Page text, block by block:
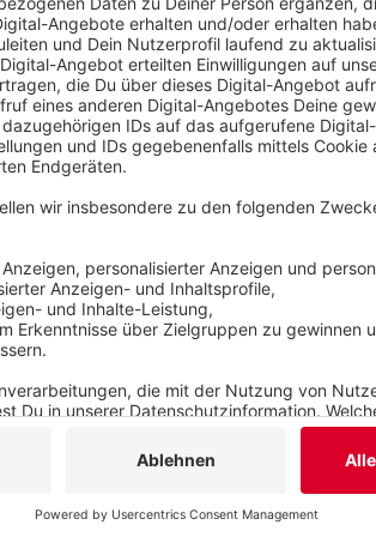
Veröffentlicht:Dienstag, 07.07.2020 13:15
Anzeige